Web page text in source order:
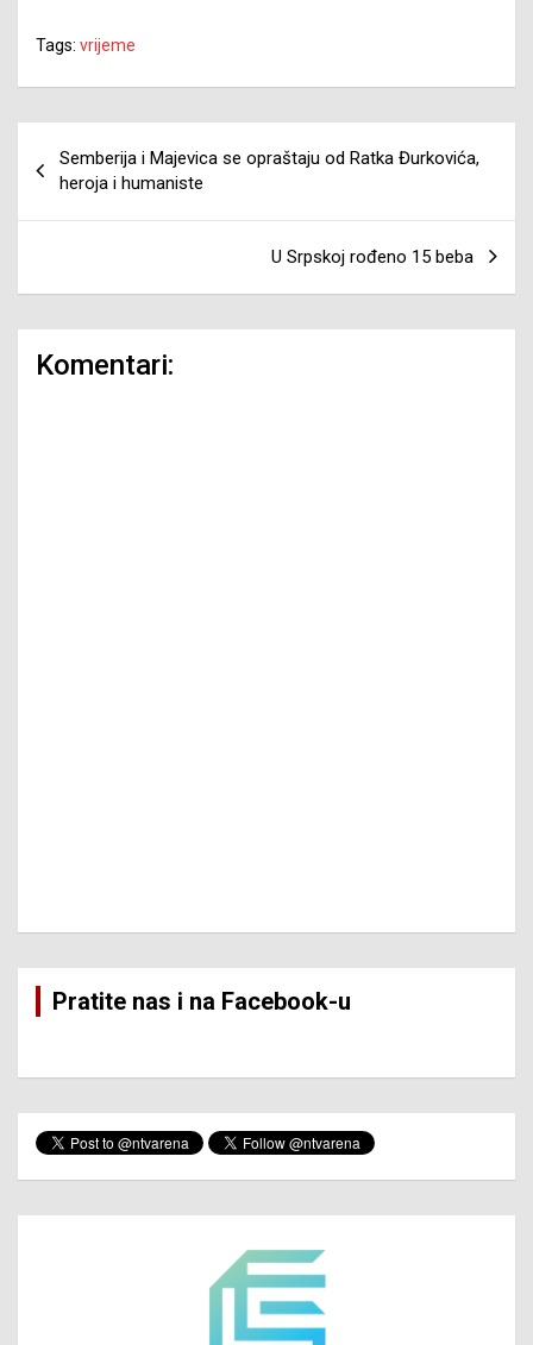
Tags: vrijeme
članaka
Semberija i Majevica se opraštaju od Ratka Đurkovića,
heroja i humaniste
U Srpskoj rođeno 15 beba
Komentari:
Pratite nas i na Facebook-u